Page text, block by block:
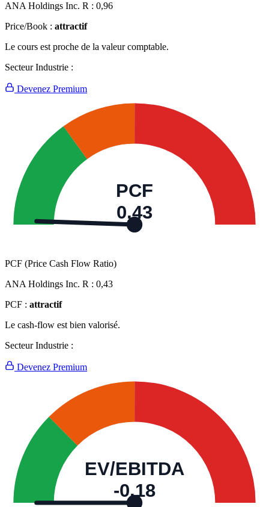
ANA Holdings Inc. R : 0,96
Price/Book : attractif
Le cours est proche de la valeur comptable.
Secteur Industrie :
Devenez Premium
PCF
0,43
PCF (Price Cash Flow Ratio)
ANA Holdings Inc. R : 0,43
PCF : attractif
Le cash-flow est bien valorisé.
Secteur Industrie :
Devenez Premium
EV/EBITDA
-0,18